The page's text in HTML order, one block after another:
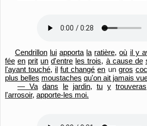
Cendrillon lui apporta la ratière, où il y
fée en prit un d'entre les trois, à cause de
l'ayant touché, il fut changé en un gros
plus belles moustaches qu'on ait jamais
— Va dans le jardin, tu y trouveras
l'arrosoir, apporte-les moi.